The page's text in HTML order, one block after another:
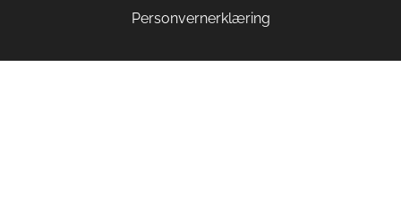
Personvernerklæring